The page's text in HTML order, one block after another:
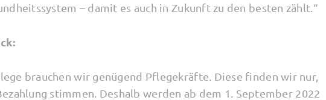
– damit es auch in Zukunft zu den besten zählt.“
brauchen wir genügend Pflegekräfte. Diese finden wir nur,
stimmen. Deshalb werden ab dem 1. September 2022